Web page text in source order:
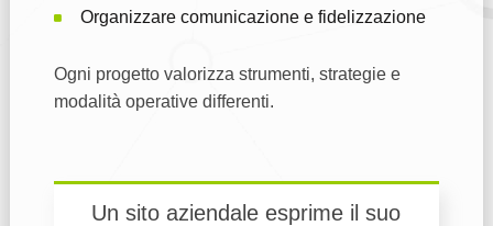
Organizzare comunicazione e fidelizzazione
Ogni progetto valorizza strumenti, strategie e
modalità operative differenti.
Un sito aziendale esprime il suo